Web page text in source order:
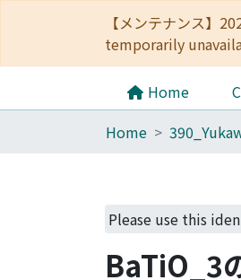
【メンテナンス】
temporarily
Home
Home
Please use this
BaTiO_3